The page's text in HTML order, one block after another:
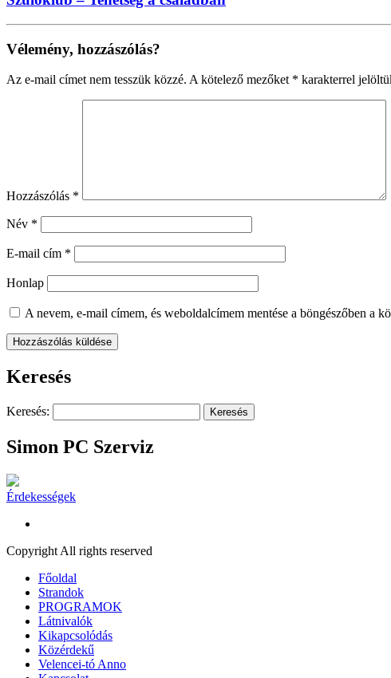
Vélemény, hozzászólás?
Az e-mail címet nem tesszük közzé. A kötelező mezőket * karakterrel
Hozzászólás *
Név *
E-mail cím *
Honlap
A nevem, e-mail címem, és weboldalcímem mentése a böngészőben a
Keresés
Keresés:
Simon PC Szerviz
Érdekességek
Copyright All rights reserved
Főoldal
Strandok
PROGRAMOK
Látnivalók
Kikapcsolódás
Közérdekű
Velencei-tó Anno